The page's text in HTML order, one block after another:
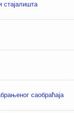
саобраћаја